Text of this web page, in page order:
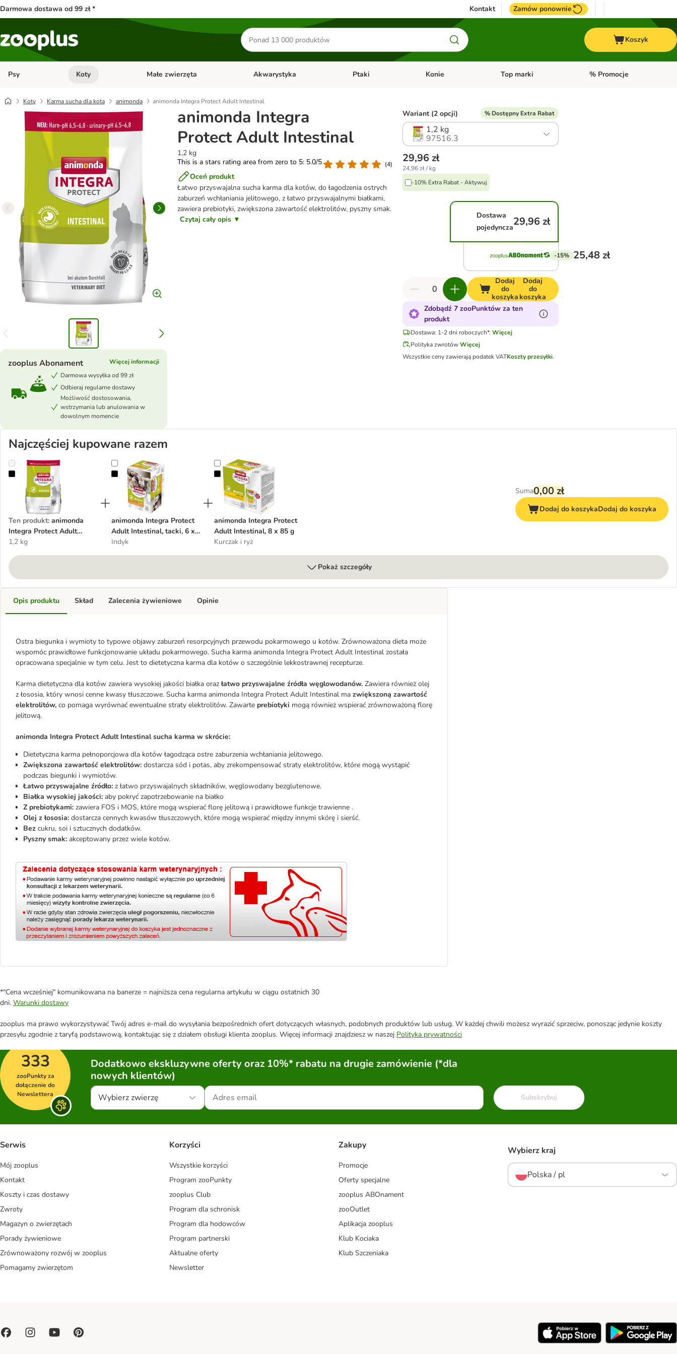
Darmowa dostawa od 99 zł * Kontakt Zamów ponownie
Szukaj
produktów
Koszyk
Psy Otwórz menu kategorii: Psy
Koty Otwórz menu kategorii: Koty
Małe zwierzęta Otwórz menu kategorii: Małe zwierzęta
Akwarystyka Otwórz menu kategorii: Akwarystyka
Ptaki Otwórz menu kategorii: Ptaki
Konie Otwórz menu kategorii: Konie
Top marki Otwórz menu kategorii: Top
% Promocje
Koty Karma sucha dla kota animonda animonda Integra Protect Adult Intestinal
animonda Integra
Protect Adult Intestinal
1,2 kg
This is a stars rating area from zero to 5: 5.0/5
(4)
Oceń produkt
Łatwo przyswajalna sucha karma dla kotów, do łagodzenia ostrych
zaburzeń wchłaniania jelitowego, z łatwo przyswajalnymi białkami,
zawiera prebiotyki, zwiększona zawartość elektrolitów, pyszny smak.
Czytaj cały opis ▼
zooplus Abonament
Więcej informacji
Darmowa wysyłka od 99 zł
Odbieraj regularne dostawy
Możliwość dostosowania,
wstrzymania lub anulowania w
dowolnym momencie
Wariant (2 opcji) % Dostępny Extra Rabat
1,2 kg
97516.3
29,96 zł
24,96 zł / kg
-10% Extra Rabat - Aktywuj
Dostawa
pojedyncza29,96 zł
-15% 25,48 zł
Dodaj
do
koszyka
Dodaj
do
koszyka
Zdobądź 7 zooPunktów za ten
produkt
Dostawa: 1-2 dni roboczych*. Więcej
Polityka zwrotówWięcej
Wszystkie ceny zawierają podatek VATKoszty przesyłki.
Najczęściej kupowane razem
animonda Integra Protect Adult Intestinal
Ten produkt: animonda
Integra Protect Adult
Intestinal
1,2 kg
animonda Integra Protect Adult Intestinal, tacki, 6 x 100 g
animonda Integra Protect
Adult Intestinal, tacki, 6 x
100 g
Indyk
animonda Integra Protect Adult Intestinal, 8 x 85 g
animonda Integra Protect
Adult Intestinal, 8 x 85 g
Kurczak i ryż
Suma0,00 zł
Dodaj do koszykaDodaj do koszyka
Pokaż szczegóły
Opis produktu
Ostra biegunka i wymioty to typowe objawy zaburzeń resorpcyjnych przewodu pokarmowego u kotów. Zrównoważona dieta może
wspomóc prawidłowe funkcjonowanie układu pokarmowego. Sucha karma animonda Integra Protect Adult Intestinal została
opracowana specjalnie w tym celu. Jest to dietetyczna karma dla kotów o szczególnie lekkostrawnej recepturze.
Karma dietetyczna dla kotów zawiera wysokiej jakości białka orazłatwo przyswajalne źródła węglowodanów. Zawiera również olej
z łososia, który wnosi cenne kwasy tłuszczowe. Sucha karma animonda Integra Protect Adult Intestinal ma zwiększoną zawartość
elektrolitów, co pomaga wyrównać ewentualne straty elektrolitów. Zawarte prebiotyki mogą również wspierać zrównoważoną florę
jelitową.
animonda Integra Protect Adult Intestinal sucha karma w skrócie:
Dietetyczna karma pełnoporcjowa dla kotów łagodząca ostre zaburzenia wchłaniania jelitowego.
Zwiększona zawartość elektrolitów: dostarcza sód i potas, aby zrekompensować straty elektrolitów, które mogą wystąpić
podczas biegunki i wymiotów.
Łatwo przyswajalne źródło: z łatwo przyswajalnych składników, węglowodany bezglutenowe.
Białka wysokiej jakości: aby pokryć zapotrzebowanie na białko
Z prebiotykami: zawiera FOS i MOS, które mogą wspierać florę jelitową i prawidłowe funkcje trawienne .
Olej z łososia: dostarcza cennych kwasów tłuszczowych, które mogą wspierać między innymi skórę i sierść.
Bez cukru, soi i sztucznych dodatków.
Pyszny smak: akceptowany przez wiele kotów.
Skład Zalecenia żywieniowe Opinie
*"Cena wcześniej" komunikowana na banerze = najniższa cena regularna artykułu w ciągu ostatnich 30
dni. Warunki dostawy
zooplus ma prawo wykorzystywać Twój adres e-mail do wysyłania bezpośrednich ofert dotyczących własnych, podobnych produktów lub usług. W każdej chwili możesz wyrazić sprzeciw, ponosząc jedynie koszty
przesyłu zgodnie z taryfą podstawową, kontaktując się z działem obsługi klienta zooplus. Więcej informacji znajdziesz w naszej Polityka prywatności
333
zooPunkty za
dołączenie do
Newslettera
Dodatkowo ekskluzywne oferty oraz 10%* rabatu na drugie zamówienie (*dla
nowych klientów)
Wybierz zwierzę Subskrybuj
Serwis
Mój zooplus
Kontakt
Koszty i czas dostawy
Zwroty
Magazyn o zwierzętach
Porady żywieniowe
Zrównoważony rozwój w zooplus
Pomagamy zwierzętom
Korzyści
Wszystkie korzyści
Program zooPunkty
zooplus Club
Program dla schronisk
Program dla hodowców
Program partnerski
Aktualne oferty
Newsletter
Zakupy
Promocje
Oferty specjalne
zooplus ABOnament
zooOutlet
Aplikacja zooplus
Klub Kociaka
Klub Szczeniaka
Wybierz kraj
Polska / pl